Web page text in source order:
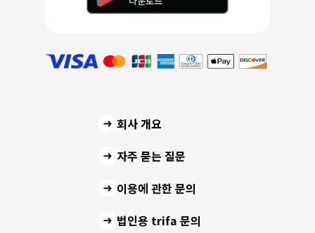
회사 개요
자주 묻는 질문
이용에 관한 문의
법인용 trifa 문의